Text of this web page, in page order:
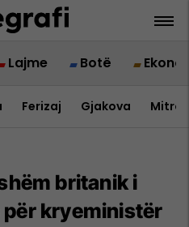
Lajme Botë
Ferizaj Gjakova
britanik i
kryeministër